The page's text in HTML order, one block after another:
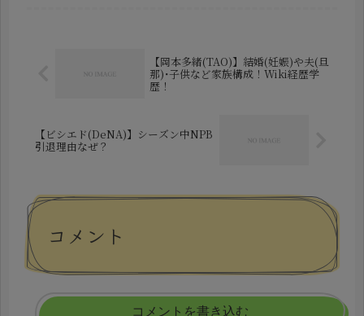
【岡本多緒(TAO)】結婚(妊娠)や夫(旦
那)･子供など家族構成！Wiki経歴学
歴！
【ビシエド(DeNA)】シーズン中NPB
引退理由なぜ？
コメント
コメントを書き込む